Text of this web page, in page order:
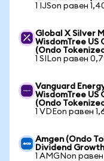
1 IJSon равен
Global X Silver
WisdomTree US
(Ondo
1 SILon равен
Vanguard
WisdomTree US
(Ondo
1 VDEon равен
Amgen (Ondo
Dividend
1 AMGNon